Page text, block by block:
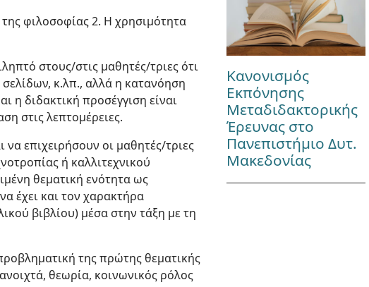
φιλοσοφίας 2. Η χρησιμότητα
στους/στις μαθητές/τριες ότι
κ.λπ., αλλά η κατανόηση
η διδακτική προσέγγιση είναι
στις λεπτομέρειες.
να επιχειρήσουν οι μαθητές/τριες
ή καλλιτεχνικού
θεματική ενότητα ως
έχει και τον χαρακτήρα
βιβλίου) μέσα στην τάξη με τη
της πρώτης θεματικής
θεωρία, κοινωνικός ρόλος
Κανονισμός
Εκπόνησης
Μεταδιδακτορικής
Έρευνας στο
Πανεπιστήμιο Δυτ.
Μακεδονίας